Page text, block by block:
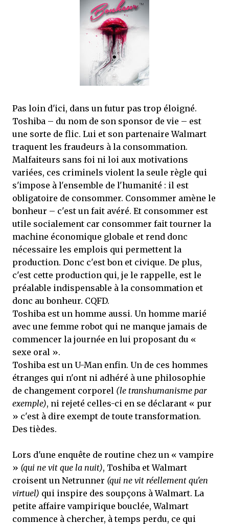
que Thomas connaissait et appréciait Olivier. Marlowe découvre une ville qu’il
ne connaissait pas, habitée par la méfiance, la peur et le rigorisme de la Ligue,
une ville pleine de mystères et de vieilles rancœurs. La Dame d...
Pas loin d'ici, dans un futur pas trop éloigné.
Toshiba – du nom de son sponsor de vie – est
une sorte de flic. Lui et son partenaire Walmart
traquent les fraudeurs à la consommation.
Malfaiteurs sans foi ni loi aux motivations
variées, ces criminels violent la seule règle qui
s'impose à l'ensemble de l'humanité : il est
obligatoire de consommer. Consommer amène le
bonheur – c'est un fait avéré. Et consommer est
utile socialement car consommer fait tourner la
machine économique globale et rend donc
nécessaire les emplois qui permettent la
production. Donc c'est bon et civique. De plus,
c'est cette production qui, je le rappelle, est le
préalable indispensable à la consommation et
donc au bonheur. CQFD.
Toshiba est un homme aussi. Un homme marié
avec une femme robot qui ne manque jamais de
commencer la journée en lui proposant du «
sexe oral ».
Toshiba est un U-Man enfin. Un de ces hommes
étranges qui n'ont ni adhéré à une philosophie
de changement corporel (le transhumanisme par
exemple), ni rejeté celles-ci en se déclarant « pur
» c'est à dire exempt de toute transformation.
Des tièdes.
Lors d'une enquête de routine chez un « vampire
» (qui ne vit que la nuit), Toshiba et Walmart
croisent un Netrunner (qui ne vit réellement qu'en
virtuel) qui inspire des soupçons à Walmart. La
petite affaire vampirique bouclée, Walmart
commence à chercher, à temps perdu, ce qui